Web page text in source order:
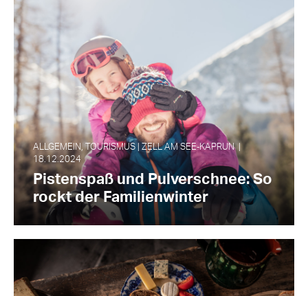
ALLGEMEIN, TOURISMUS | ZELL AM SEE‑KAPRUN |
18.12.2024
Pistenspaß und Pulverschnee: So
rockt der Familienwinter